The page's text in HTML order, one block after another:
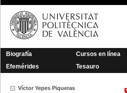
Saltar
contenido
Biografía Cursos en línea
Efemérides
Tesauro
Víctor Yepes Piqueras